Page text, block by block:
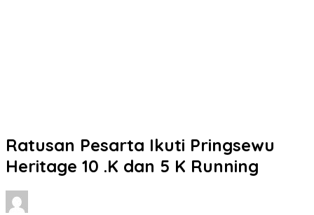
Ratusan Pesarta Ikuti Pringsewu
Heritage 10 .K dan 5 K Running